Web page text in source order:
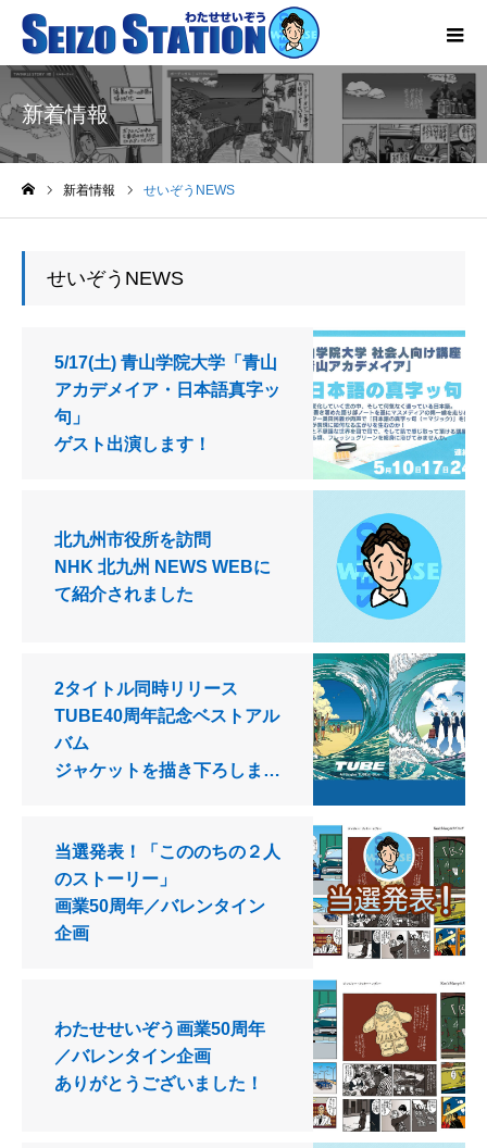
新着情報
新着情報 せいぞうNEWS
せいぞうNEWS
5/17(土) 青山学院大学「青山
アカデメイア・日本語真字ッ
句」
ゲスト出演します！
北九州市役所を訪問
NHK 北九州 NEWS WEBに
て紹介されました
2タイトル同時リリース
TUBE40周年記念ベストアル
バム
ジャケットを描き下ろしまし
当選発表！「こののちの２人
のストーリー」
画業50周年／バレンタイン
企画
わたせせいぞう画業50周年
／バレンタイン企画
ありがとうございました！